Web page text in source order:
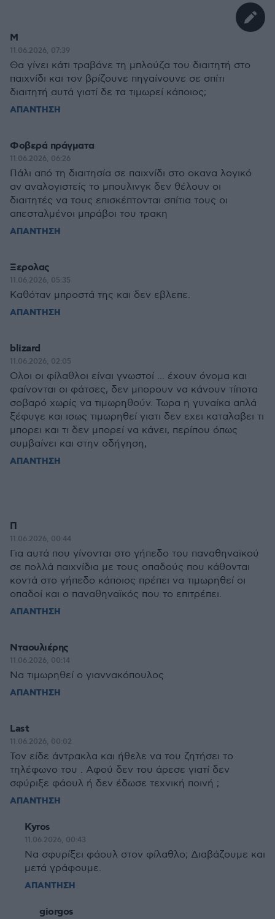
Μ
11.06.2026, 07:39
Θα γίνει κάτι τραβάνε τη μπλούζα του διαιτητή στο
παιχνίδι και τον βρίζουνε πηγαίνουνε σε σπίτι
διαιτητή αυτά γιατί δε τα τιμωρεί κάποιος;
ΑΠΑΝΤΗΣΗ
Φοβερά πράγματα
11.06.2026, 06:26
Πάλι από τη διαιτησία σε παιχνίδι στο οκανα λογικό
αν αναλογιστείς το μπουλινγκ δεν θέλουν οι
διαιτητές να τους επισκέπτονται σπίτια τους οι
απεσταλμένοι μπράβοι του τρακη
ΑΠΑΝΤΗΣΗ
Ξερολας
11.06.2026, 05:35
Καθόταν μπροστά της και δεν εβλεπε.
ΑΠΑΝΤΗΣΗ
blizard
11.06.2026, 02:05
Oλοι οι φίλαθλοι είναι γνωστοί ... έχουν όνομα και
φαίνονται οι φάτσες, δεν μπορουν να κάνουν τίποτα
σοβαρό χωρίς να τιμωρηθούν. Τωρα η γυναίκα απλά
ξέφυγε και ισως τιμωρηθεί γιατι δεν εχει καταλαβει τι
μπορει και τι δεν μπορεί να κάνει, περίπου όπως
συμβαίνει και στην οδήγηση,
ΑΠΑΝΤΗΣΗ
Π
11.06.2026, 00:44
Για αυτά που γίνονται στο γήπεδο του παναθηναϊκού
σε πολλά παιχνίδια με τους οπαδούς που κάθονται
κοντά στο γήπεδο κάποιος πρέπει να τιμωρηθεί οι
οπαδοί και ο παναθηναϊκός που το επιτρέπει.
ΑΠΑΝΤΗΣΗ
Νταουλιέρης
11.06.2026, 00:14
Να τιμωρηθεί ο γιαννακόπουλος
ΑΠΑΝΤΗΣΗ
Last
11.06.2026, 00:02
Τον είδε άντρακλα και ήθελε να του ζητήσει το
τηλέφωνο του . Αφού δεν του άρεσε γιατί δεν
σφύριξε φάουλ ή δεν έδωσε τεχνική ποινή ;
ΑΠΑΝΤΗΣΗ
Kyros
11.06.2026, 00:43
Να σφυρίξει φάουλ στον φίλαθλο; Διαβάζουμε και
μετά γράφουμε.
ΑΠΑΝΤΗΣΗ
giorgos